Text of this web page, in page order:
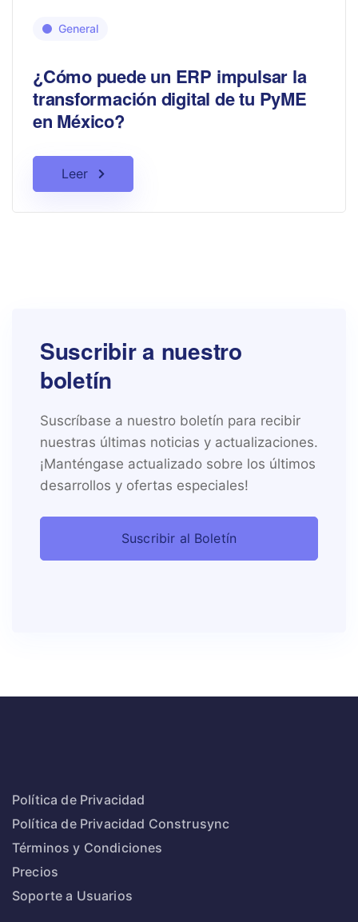
General
¿Cómo puede un ERP impulsar la
transformación digital de tu PyME
en México?
Leer
Suscribir a nuestro
boletín
Suscríbase a nuestro boletín para recibir
nuestras últimas noticias y actualizaciones.
¡Manténgase actualizado sobre los últimos
desarrollos y ofertas especiales!
Política de Privacidad
Política de Privacidad Construsync
Términos y Condiciones
Precios
Soporte a Usuarios